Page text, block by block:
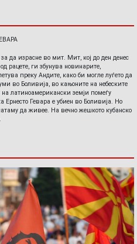
да израсне во мит. Мит, кој до ден денес
рацете, ги збунува новинарите,
преку Андите, како би могле луѓето да
во Боливија, во кањоните на небеските
латиноамерикански земји помеѓу
Гевара е убиен во Боливија. Но
да живее. На вечно жешкото кубанско